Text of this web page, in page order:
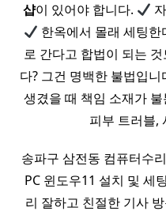
샵이 있어야 합니다.
한옥에서 몰래 세팅
로 간다고 합법이 되는
다? 그건 명백한 불법입
생겼을 때 책임 소재가
피부 트러블
송파구 삼전동 컴퓨터수리
PC 윈도우11 설치 및 세
리 잘하고 친절한 기사